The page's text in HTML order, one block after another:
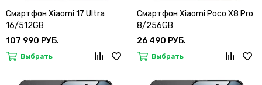
Смартфон Xiaomi 17 Ultra
16/512GB
107 990 РУБ.
Выбрать
Смартфон Xiaomi Poco X8 Pro
8/256GB
26 490 РУБ.
Выбрать